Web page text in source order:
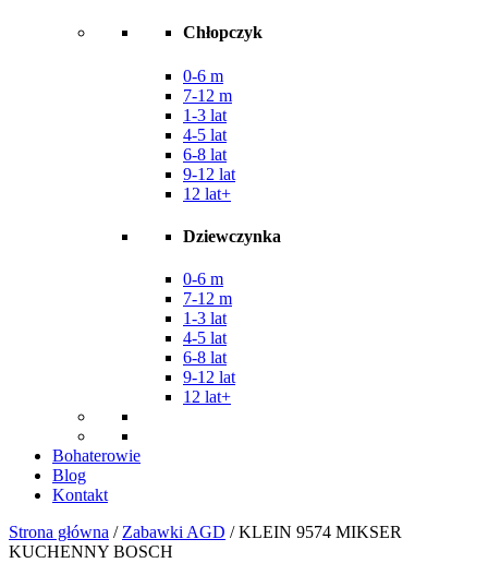
Chłopczyk
0-6 m
7-12 m
1-3 lat
4-5 lat
6-8 lat
9-12 lat
12 lat+
Dziewczynka
0-6 m
7-12 m
1-3 lat
4-5 lat
6-8 lat
9-12 lat
12 lat+
Bohaterowie
Blog
Kontakt
Strona główna / Zabawki AGD / KLEIN 9574 MIKSER
KUCHENNY BOSCH